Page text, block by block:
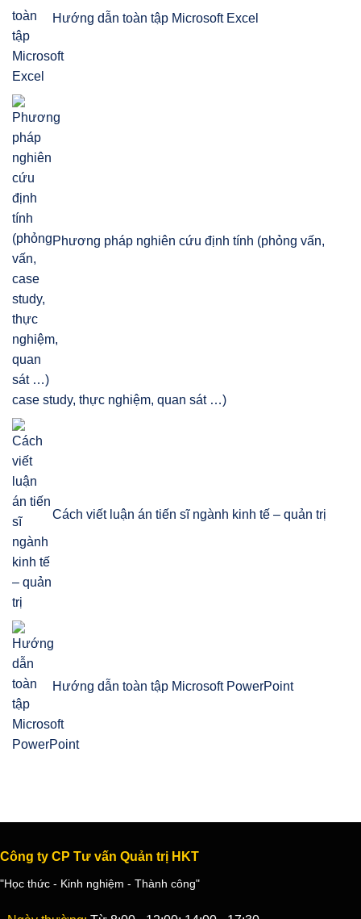
Hướng dẫn toàn tập Microsoft Excel
Phương pháp nghiên cứu định tính (phỏng vấn,
case study, thực nghiệm, quan sát …)
Cách viết luận án tiến sĩ ngành kinh tế – quản trị
Hướng dẫn toàn tập Microsoft PowerPoint
Công ty CP Tư vấn Quản trị HKT
"Học thức - Kinh nghiệm - Thành công"